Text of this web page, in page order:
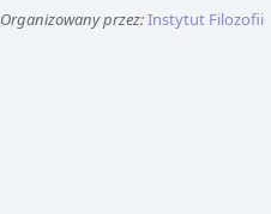
Organizowany przez:Instytut Filozofii